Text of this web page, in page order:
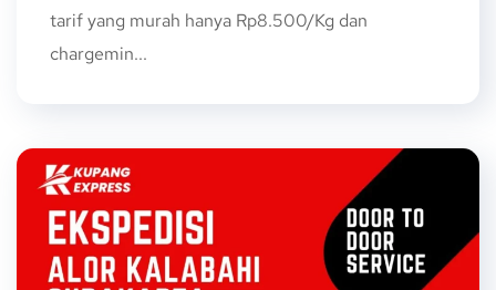
tarif yang murah hanya Rp8.500/Kg dan
chargemin...